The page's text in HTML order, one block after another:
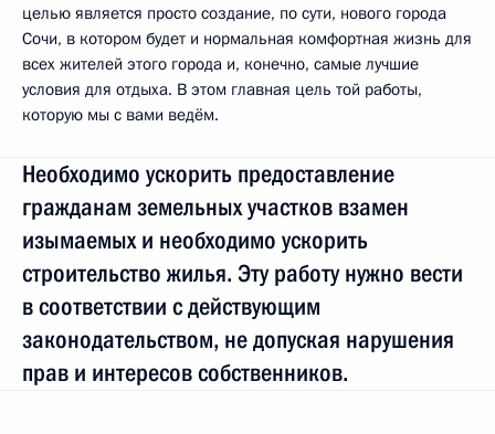
целью является просто создание, по сути, нового города
Сочи, в котором будет и нормальная комфортная жизнь для
всех жителей этого города и, конечно, самые лучшие
условия для отдыха. В этом главная цель той работы,
которую мы с вами ведём.
Необходимо ускорить предоставление
гражданам земельных участков взамен
изымаемых и необходимо ускорить
строительство жилья. Эту работу нужно вести
в соответствии с действующим
законодательством, не допуская нарушения
прав и интересов собственников.